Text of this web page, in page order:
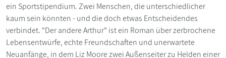
ein Sportstipendium. Zwei Menschen, die unterschiedlicher
kaum sein könnten - und die doch etwas Entscheidendes
verbindet. "Der andere Arthur" ist ein Roman über zerbrochene
Lebensentwürfe, echte Freundschaften und unerwartete
Neuanfänge, in dem Liz Moore zwei Außenseiter zu Helden einer